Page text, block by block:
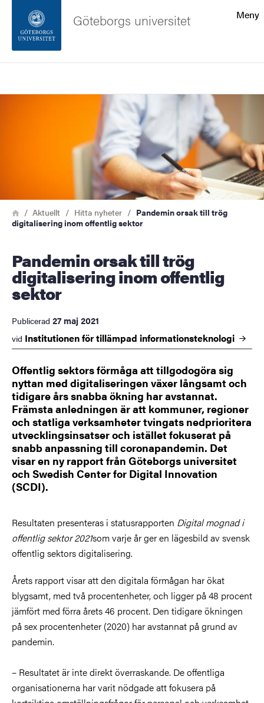
Sidfoten
Meny
Göteborgs universitet
Bild
Länkstig
HemAktuellt Hitta nyheter
Pandemin orsak till trög
digitalisering inom offentlig sektor
Pandemin orsak till trög
digitalisering inom offentlig
sektor
Publicerad 27 maj 2021
vid Institutionen för tillämpad informationsteknologi
Offentlig sektors förmåga att tillgodogöra sig
nyttan med digitaliseringen växer långsamt och
tidigare års snabba ökning har avstannat.
Främsta anledningen är att kommuner, regioner
och statliga verksamheter tvingats nedprioritera
utvecklingsinsatser och istället fokuserat på
snabb anpassning till coronapandemin. Det
visar en ny rapport från Göteborgs universitet
och Swedish Center for Digital Innovation
(SCDI).
Resultaten presenteras i statusrapporten Digital mognad i
offentlig sektor 2021som varje år ger en lägesbild av svensk
offentlig sektors digitalisering.
Årets rapport visar att den digitala förmågan har ökat
blygsamt, med två procentenheter, och ligger på 48 procent
jämfört med förra årets 46 procent. Den tidigare ökningen
på sex procentenheter (2020) har avstannat på grund av
pandemin.
– Resultatet är inte direkt överraskande. De offentliga
organisationerna har varit nödgade att fokusera på